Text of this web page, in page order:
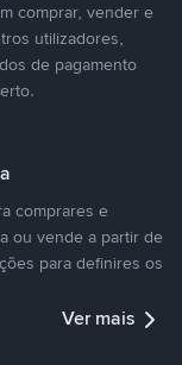
comprar, vender e
utilizadores,
de pagamento
comprares e
ou vende a partir de
para definires os
Ver mais